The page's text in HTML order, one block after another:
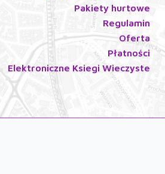
Pakiety hurtowe
Regulamin
Oferta
Płatności
Elektroniczne Ksiegi Wieczyste